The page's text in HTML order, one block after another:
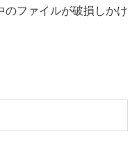
のファイルが破損しかけ